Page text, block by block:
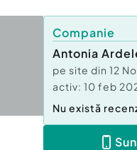
Companie
Antonia
pe site din 12
activ: 10 feb
Nu există